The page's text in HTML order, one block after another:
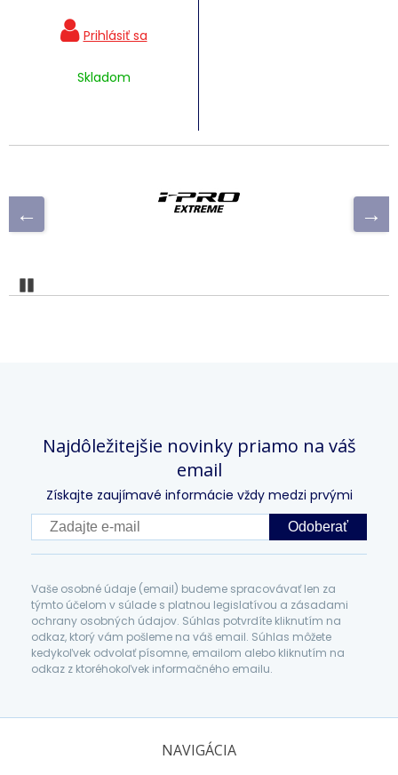
Skladom
Najdôležitejšie novinky priamo na váš
email
Získajte zaujímavé informácie vždy medzi prvými
Odoberať
Vaše osobné údaje (email) budeme spracovávať len za
týmto účelom v súlade s platnou legislatívou a zásadami
ochrany osobných údajov. Súhlas potvrdíte kliknutím na
odkaz, ktorý vám pošleme na váš email. Súhlas môžete
kedykoľvek odvolať písomne, emailom alebo kliknutím na
odkaz z ktoréhokoľvek informačného emailu.
NAVIGÁCIA